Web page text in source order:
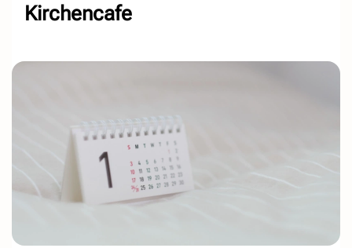
Kirchencafe